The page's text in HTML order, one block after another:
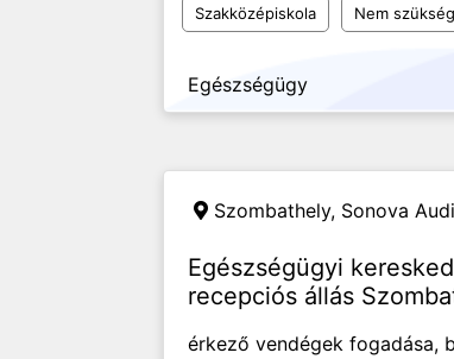
Szakközépiskola Nem
Egészségügy
Szombathely, Sonova
Egészségügyi
recepciós állás
érkező vendégek fogadása,